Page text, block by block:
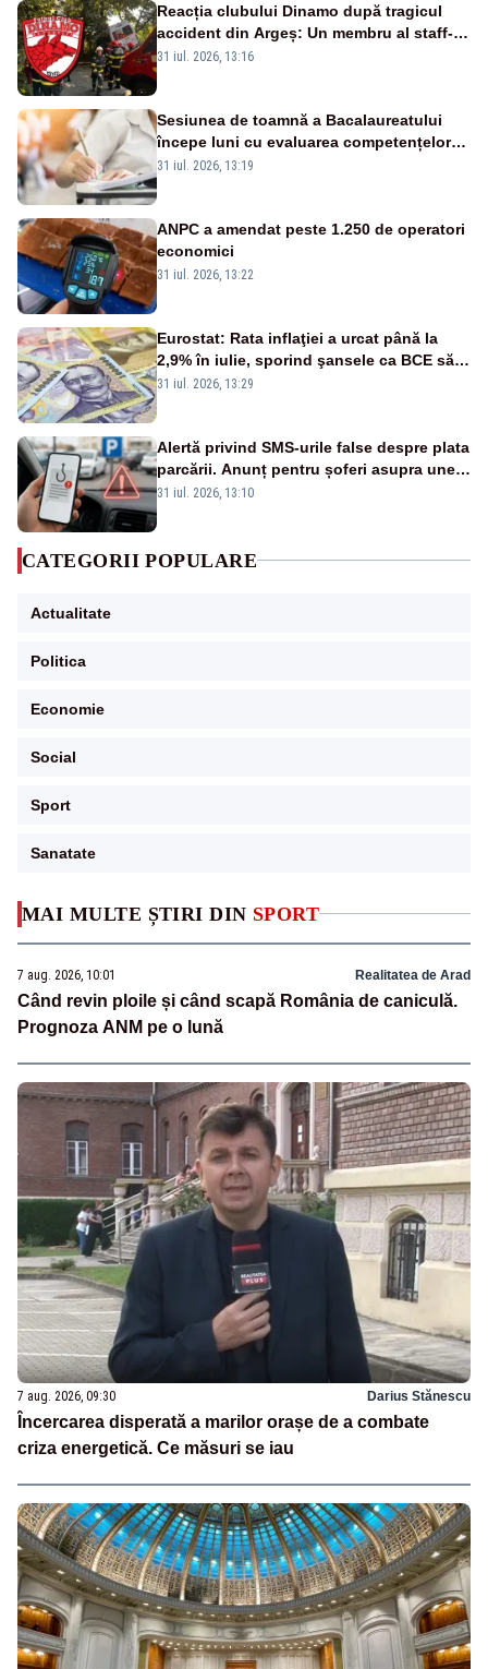
MAI MULTE ȘTIRI DIN SPORT
7 aug. 2026, 10:01 Realitatea de Arad
Când revin ploile și când scapă România de caniculă.
Prognoza ANM pe o lună
7 aug. 2026, 09:30 Darius Stănescu
Încercarea disperată a marilor orașe de a combate
criza energetică. Ce măsuri se iau
Reacția clubului Dinamo după tragicul
accident din Argeș: Un membru al staff-
ului medical a murit, antrenorul Adrian
31 iul. 2026, 13:16
Sesiunea de toamnă a Bacalaureatului
începe luni cu evaluarea competențelor
orale la Limba română
31 iul. 2026, 13:19
ANPC a amendat peste 1.250 de operatori
economici
31 iul. 2026, 13:22
Eurostat: Rata inflaţiei a urcat până la
2,9% în iulie, sporind şansele ca BCE să
majoreze dobânda
31 iul. 2026, 13:29
Alertă privind SMS-urile false despre plata
parcării. Anunț pentru șoferi asupra unei
noi metode de fraudă online
31 iul. 2026, 13:10
CATEGORII POPULARE
Actualitate
Politica
Economie
Social
Sport
Sanatate